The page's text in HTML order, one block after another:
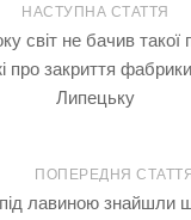
НАСТУПНА СТАТТЯ
світ не бачив такої
про закриття
Липецьку
ПОПЕРЕДНЯ СТАТТЯ
під лавиною знайшли